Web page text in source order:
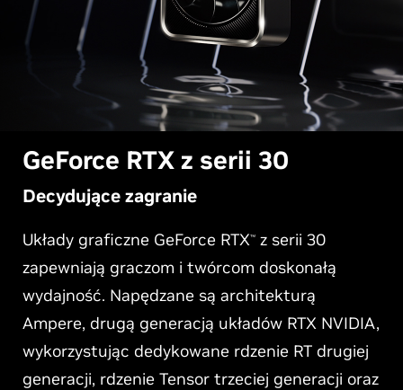
GeForce RTX z serii 30
Decydujące zagranie
Układy graficzne GeForce RTX™ z serii 30
zapewniają graczom i twórcom doskonałą
wydajność. Napędzane są architekturą
Ampere, drugą generacją układów RTX NVIDIA,
wykorzystując dedykowane rdzenie RT drugiej
generacji, rdzenie Tensor trzeciej generacji oraz